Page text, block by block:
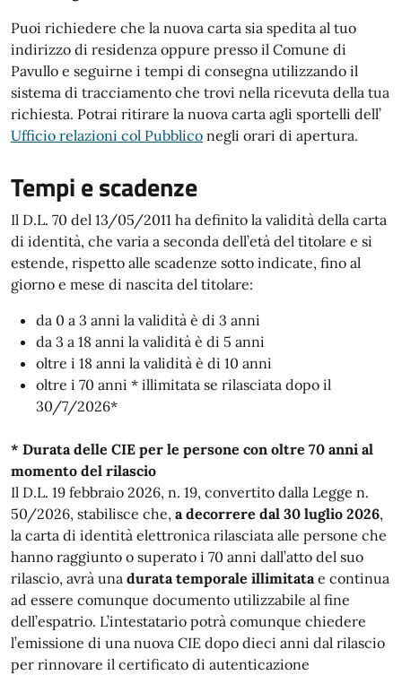
Puoi richiedere che la nuova carta sia spedita al tuo
indirizzo di residenza oppure presso il Comune di
Pavullo e seguirne i tempi di consegna utilizzando il
sistema di tracciamento che trovi nella ricevuta della tua
richiesta. Potrai ritirare la nuova carta agli sportelli dell’
Ufficio relazioni col Pubblico negli orari di apertura.
Tempi e scadenze
Il D.L. 70 del 13/05/2011 ha definito la validità della carta
di identità, che varia a seconda dell’età del titolare e si
estende, rispetto alle scadenze sotto indicate, fino al
giorno e mese di nascita del titolare:
da 0 a 3 anni la validità è di 3 anni
da 3 a 18 anni la validità è di 5 anni
oltre i 18 anni la validità è di 10 anni
oltre i 70 anni * illimitata se rilasciata dopo il
30/7/2026*
* Durata delle CIE per le persone con oltre 70 anni al
momento del rilascio
Il D.L. 19 febbraio 2026, n. 19, convertito dalla Legge n.
50/2026, stabilisce che, a decorrere dal 30 luglio 2026,
la carta di identità elettronica rilasciata alle persone che
hanno raggiunto o superato i 70 anni dall’atto del suo
rilascio, avrà una durata temporale illimitatae continua
ad essere comunque documento utilizzabile al fine
dell’espatrio. L’intestatario potrà comunque chiedere
l’emissione di una nuova CIE dopo dieci anni dal rilascio
per rinnovare il certificato di autenticazione